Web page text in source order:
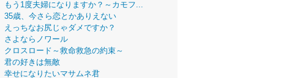
もう1度夫婦になりますか？～カモフ...
35歳、今さら恋とかありえない
えっちなお尻じゃダメですか？
さよならノワール
クロスロード～救命救急の約束～
君の好きは無敵
幸せになりたいマサムネ君